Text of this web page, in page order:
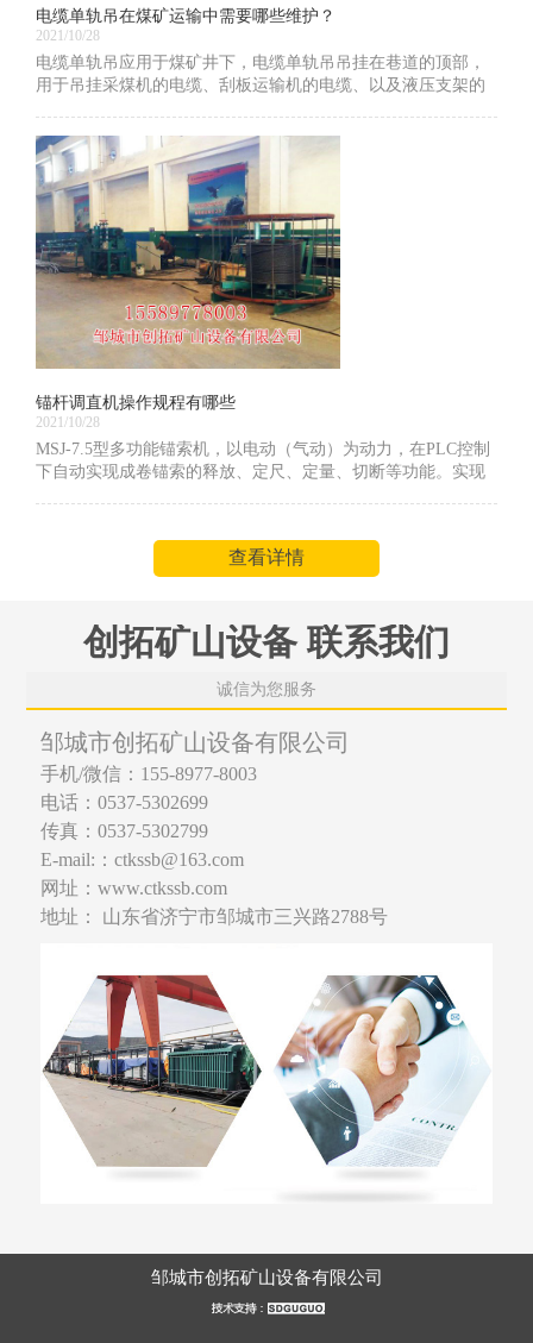
电缆单轨吊在煤矿运输中需要哪些维护？
2021/10/28
电缆单轨吊应用于煤矿井下，电缆单轨吊吊挂在巷道的顶部，
用于吊挂采煤机的电缆、刮板运输机的电缆、以及液压支架的
需要哪些维护
锚杆调直机操作规程有哪些
2021/10/28
MSJ-7.5型多功能锚索机，以电动（气动）为动力，在PLC控制
下自动实现成卷锚索的释放、定尺、定量、切断等功能。实现
给大家介绍下锚杆调直机操作规程有哪些
查看详情
创拓矿山设备 联系我们
诚信为您服务
邹城市创拓矿山设备有限公司
手机/微信：155-8977-8003
电话：0537-5302699
传真：0537-5302799
E-mail:：ctkssb@163.com
网址：www.ctkssb.com
地址： 山东省济宁市邹城市三兴路2788号
邹城市创拓矿山设备有限公司